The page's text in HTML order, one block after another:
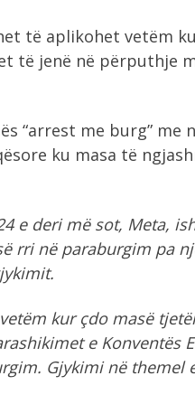
të aplikohet vetëm
të jenë në përputhje
“arrest me burg” me
ku masa të
e deri më sot, Meta,
rri në paraburgim pa
kur çdo masë
e Konventës
Gjykimi në themel